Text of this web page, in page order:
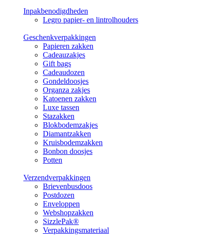
Inpakbenodigdheden
Legro papier- en lintrolhouders
Geschenkverpakkingen
Papieren zakken
Cadeauzakjes
Gift bags
Cadeaudozen
Gondeldoosjes
Organza zakjes
Katoenen zakken
Luxe tassen
Stazakken
Blokbodemzakjes
Diamantzakken
Kruisbodemzakken
Bonbon doosjes
Potten
Verzendverpakkingen
Brievenbusdoos
Postdozen
Enveloppen
Webshopzakken
SizzlePak®
Verpakkingsmateriaal